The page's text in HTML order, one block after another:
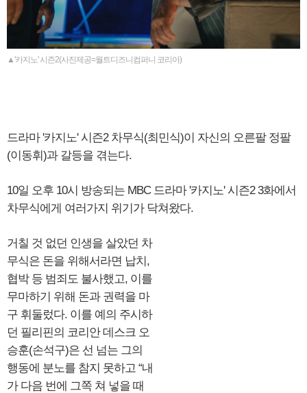
▲'카지노' 시즌2(사진제공=월트디즈니컴퍼니 코리아)
드라마 '카지노' 시즌2 차무식(최민식)이 자신의 오른팔 정팔
(이동휘)과 갈등을 겪는다.
10일 오후 10시 방송되는 MBC 드라마 '카지노' 시즌2 3화에서
차무식에게 여러가지 위기가 닥쳐왔다.
거칠 것 없던 인생을 살았던 차
무식은 돈을 위해서라면 납치,
협박 등 범죄도 불사했고, 이를
무마하기 위해 돈과 권력을 마
구 휘둘렀다. 이를 예의 주시하
던 필리핀의 코리안 데스크 오
승훈(손석구)은 선 넘는 그의
행동에 분노를 참지 못하고 “내
가 다음 번에 그쪽 쳐 넣을 때